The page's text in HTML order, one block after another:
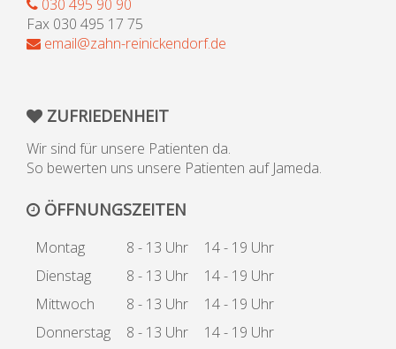
030 495 90 90
Fax 030 495 17 75
email@zahn-reinickendorf.de
ZUFRIEDENHEIT
Wir sind für unsere Patienten da.
So bewerten uns unsere Patienten auf Jameda.
ÖFFNUNGSZEITEN
Montag 8 - 13 Uhr
14 - 19 Uhr
Dienstag
8 - 13 Uhr
14 - 19 Uhr
Mittwoch
8 - 13 Uhr
14 - 19 Uhr
Donnerstag
8 - 13 Uhr
14 - 19 Uhr